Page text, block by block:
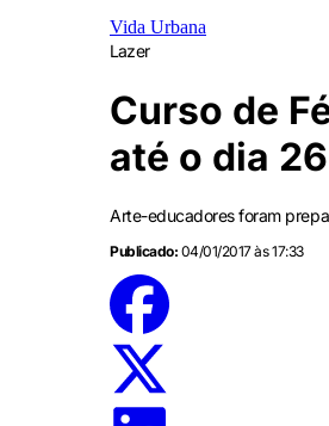
Vida Urbana
Lazer
Curso de
até o dia 26
Arte-educadores foram
Publicado: 04/01/2017 às 17:33